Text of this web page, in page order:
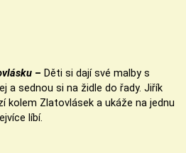
– Děti si dají své malby s
a sednou si na židle do řady. Jiřík
kolem Zlatovlásek a ukáže na jednu
líbí.